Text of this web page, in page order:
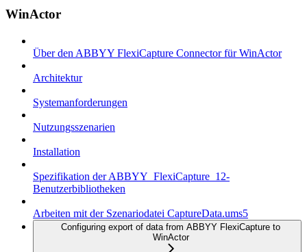
WinActor
Über den ABBYY FlexiCapture Connector für WinActor
Architektur
Systemanforderungen
Nutzungsszenarien
Installation
Spezifikation der ABBYY_FlexiCapture_12-
Benutzerbibliotheken
Arbeiten mit der Szenariodatei CaptureData.ums5
Configuring export of data from ABBYY FlexiCapture to
WinActor